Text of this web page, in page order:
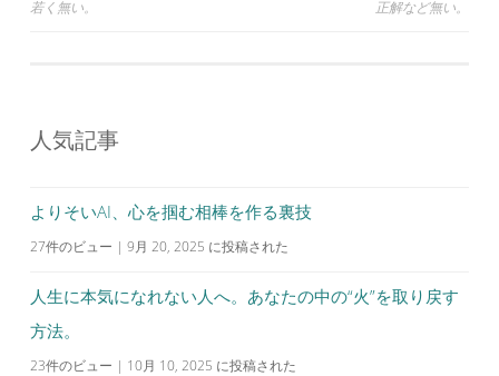
投
ゲ
シ
ョ
若く無い。 正解など無い。
人気記事
よりそいAI、心を掴む相棒を作る裏技
27件のビュー | 9月 20, 2025 に投稿された
人生に本気になれない人へ。あなたの中の“火”を取り戻す
方法。
23件のビュー | 10月 10, 2025 に投稿された